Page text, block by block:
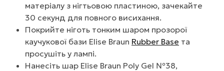
матеріалу з нігтьовою пластиною, зачекайте
30 секунд для повного висихання.
Покрийте ніготь тонким шаром прозорої
каучукової бази Elise Braun Rubber Base та
просушіть у лампі.
Нанесіть шар Elise Braun Poly Gel №38,